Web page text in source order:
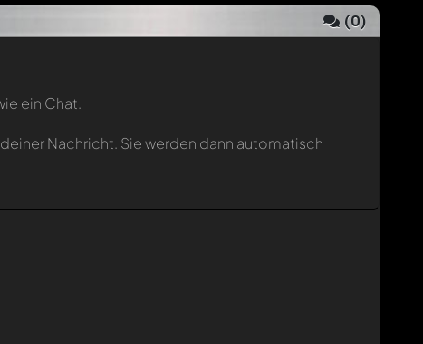
(0)
ein Chat.
Nachricht. Sie werden dann automatisch